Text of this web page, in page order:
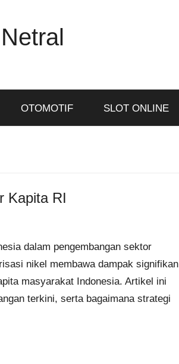
OTOMOTIF SLOT ONLINE
Kapita RI
dalam pengembangan sektor
nikel membawa dampak signifikan
masyarakat Indonesia. Artikel ini
terkini, serta bagaimana strategi